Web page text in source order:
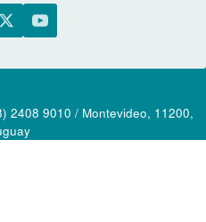
2408 9010 / Montevideo, 11200,